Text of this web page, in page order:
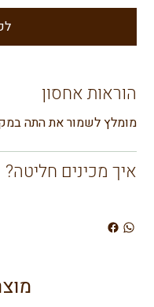
הוראות אחסון
מומלץ לשמור את התה
איך מכינים חליטה?